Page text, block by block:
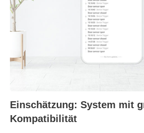
Einschätzung: System mit
Kompatibilität